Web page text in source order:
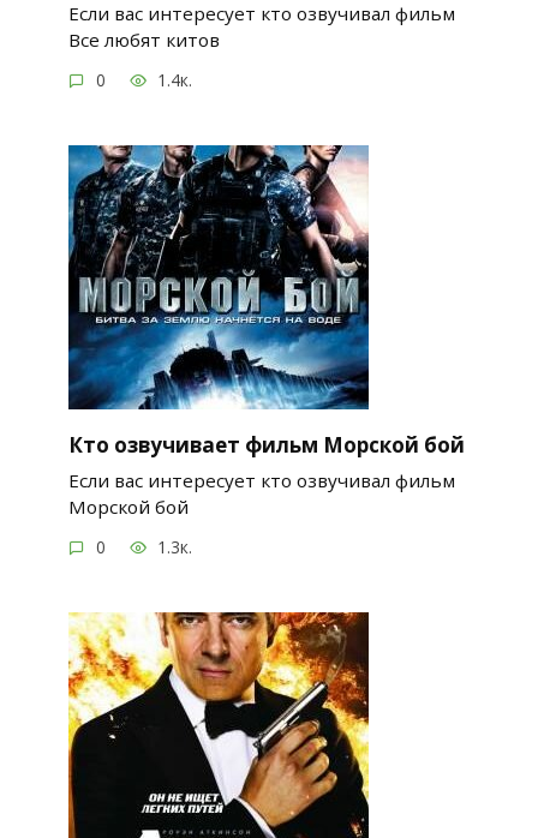
Если вас интересует кто озвучивал фильм
Все любят китов
0 1.4к.
Кто озвучивает фильм Морской бой
Если вас интересует кто озвучивал фильм
Морской бой
0 1.3к.